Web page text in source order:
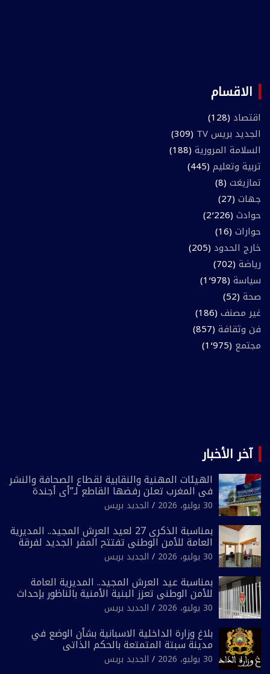
الاقسام
اقتصاد (128)
الجديد بريس TV
(309)
السلامة المرورية (188)
تربية وتعليم (445)
تمازيغت (8)
جهات (27)
حوادث (2٬226)
حوارات (16)
خارج الحدود (205)
رياضة (702)
سياسة (1٬978)
صحة (52)
غير مصنف (186)
فن وثقافة (857)
مجتمع (1٬975)
آخر الأخبار
الهيئات المهنية والنقابية لقطاع الصحافة والنشر
في المغرب تعلن رفضها القاطع لـ”أي أجندة
انتخابية مُعدة على مقاس سياسي ومصلحي
ضيق”
30 يوليو، 2026 الجديد بريس
بمناسبة الذكرى 27 لعيد العرش المجيد.. المديرية
العامة للأمن الوطني تفتتح المقر الجديد لفرقة
الشرطة السياحية بفاس
30 يوليو، 2026 الجديد بريس
بمناسبة عيد العرش المجيد.. المديرية العامة
للأمن الوطني تعزز البنية الأمنية بالناظور بإحداث
فرقتين جديدتين
30 يوليو، 2026 الجديد بريس
بلاغ وزارة الداخلية الاسبانية بشأن الوضع في
مدينة سبتة المتمتعة بالحكم الذاتي
30 يوليو، 2026 الجديد بريس